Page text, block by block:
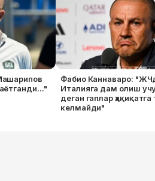
Фабио Каннаваро:
Италияга дам олиш
деган гаплар ҳақиқатга
келмайди"